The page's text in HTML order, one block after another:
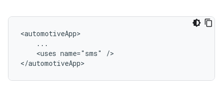
<uses name="sms"
/>